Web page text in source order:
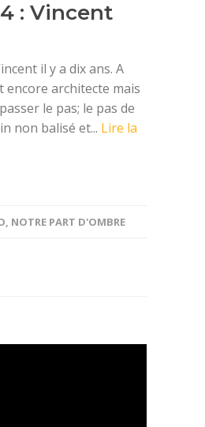
: Vincent
il y a dix ans. A
encore architecte mais
le pas; le pas de
non balisé et... Lire la
, NOTRE PART D'OMBRE